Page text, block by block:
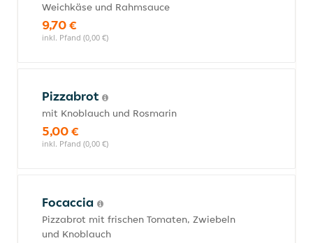
Weichkäse und Rahmsauce
9,70 €
inkl. Pfand (0,00 €)
Pizzabrot
mit Knoblauch und Rosmarin
5,00 €
inkl. Pfand (0,00 €)
Focaccia
Pizzabrot mit frischen Tomaten, Zwiebeln
und Knoblauch